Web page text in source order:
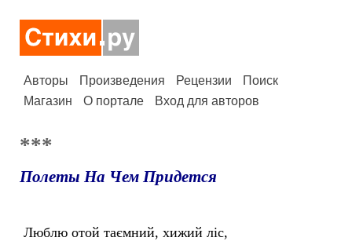
Авторы Произведения Рецензии
Поиск
Магазин
О портале Вход для авторов
***
Полеты На Чем Придется
Люблю отой таємний, хижий ліс,